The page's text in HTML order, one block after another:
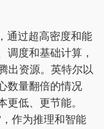
通过超高密度和能
调度和基础计算，
出资源。英特尔以
数量翻倍的情况
更低、更节能。
，作为推理和智能